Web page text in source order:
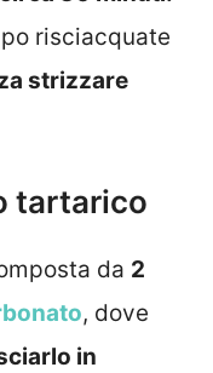
risciacquate
strizzare
tartarico
da 2
, dove
in